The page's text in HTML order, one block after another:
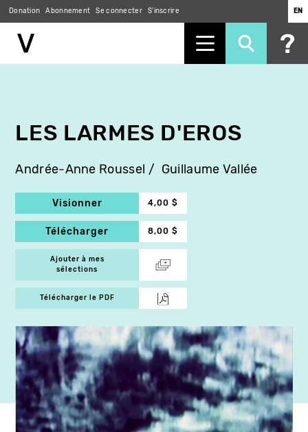
Donation Abonnement Se connecter S'inscrire EN
LES LARMES D'EROS
Andrée-Anne Roussel Guillaume Vallée
Visionner 4,00 $
Télécharger 8,00 $
Ajouter à mes
sélections
Télécharger le PDF